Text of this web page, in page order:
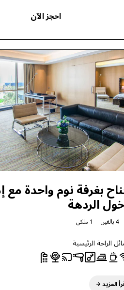
احجز الآن
بغرفة نوم واحدة مع
الردهة
4 بالغين 1 ملكي
الراحة الرئيسية
المزيد